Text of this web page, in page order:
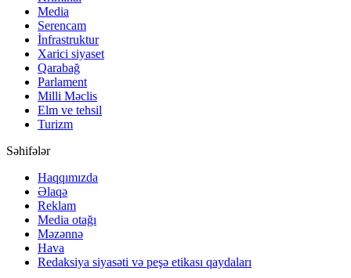
Media
Serencam
İnfrastruktur
Xarici siyaset
Qarabağ
Parlament
Milli Məclis
Elm ve tehsil
Turizm
Səhifələr
Haqqımızda
Əlaqə
Reklam
Media otağı
Məzənnə
Hava
Redaksiya siyasəti və peşə etikası qaydaları